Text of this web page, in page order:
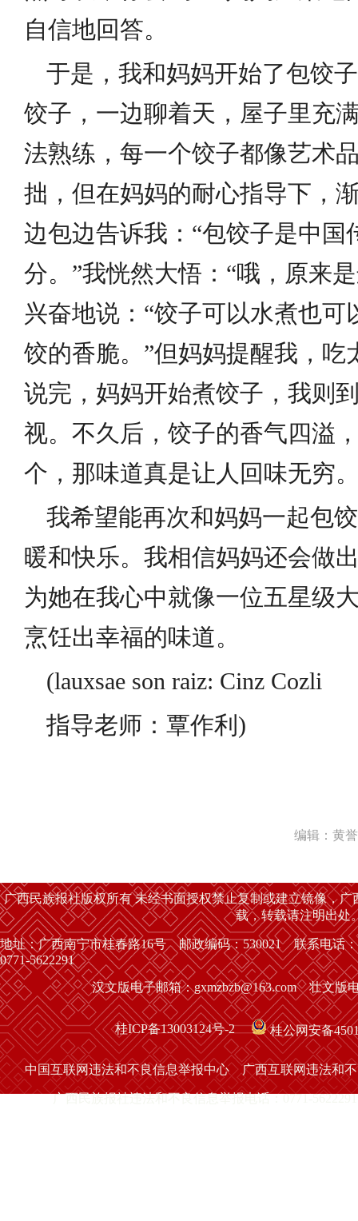
自信地回答。
于是，我和妈妈开始了包饺
饺子，一边聊着天，屋子里充
法熟练，每一个饺子都像艺术
拙，但在妈妈的耐心指导下，
边包边告诉我：“包饺子是中国
分。”我恍然大悟：“哦，原来
兴奋地说：“饺子可以水煮也可
饺的香脆。”但妈妈提醒我，吃
说完，妈妈开始煮饺子，我则
视。不久后，饺子的香气四溢
个，那味道真是让人回味无穷
我希望能再次和妈妈一起包
暖和快乐。我相信妈妈还会做
为她在我心中就像一位五星级
烹饪出幸福的味道。
(lauxsae son raiz: Cinz Cozli
指导老师：覃作利)
编辑：黄
广西民族报社版权所有 未经书面授权禁止复制或建立镜像，
载，转载请注明出处
地址：广西南宁市桂春路16号 邮政编码：530021 联系电话：
0771-5622291
汉文版电子邮箱：gxmzbzb@163.com 壮文版
桂ICP备13003124号-2 桂公网安备
中国互联网违法和不良信息举报中心 广西互联网违法和
广西民族报社违法和不良信息举报电话：0771-